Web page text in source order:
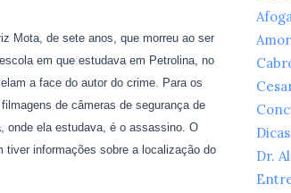
Mota, de sete anos, que morreu ao ser
em que estudava em Petrolina, no
a face do autor do crime. Para os
de câmeras de segurança de
onde ela estudava, é o assassino. O
tiver informações sobre a localização do
Dicas
Dr.